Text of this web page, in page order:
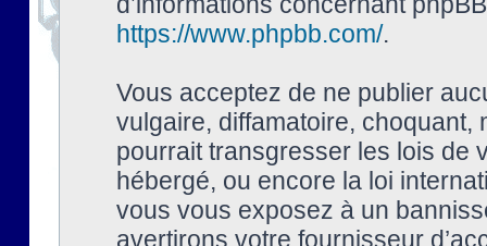
https://www.phpbb.com/.
Vous acceptez de ne publier
vulgaire, diffamatoire, choquant,
pourrait transgresser les lois de
hébergé, ou encore la loi
vous vous exposez à un
avertirons votre fournisseur